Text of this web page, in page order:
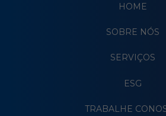
HOME
SOBRE NÓS
SERVIÇOS
ESG
TRABALHE